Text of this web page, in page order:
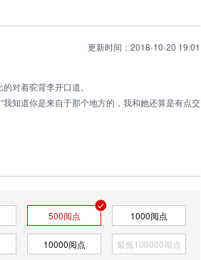
更新时间：2018-10-20 19:01
对着驼背李开口道。
知道你是来自于那个地方的，我和她还算是有点交
500阅点 1000阅点
10000阅点